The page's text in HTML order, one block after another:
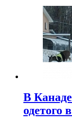
В
одетого